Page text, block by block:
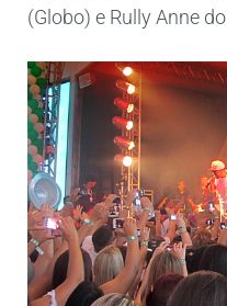
(Globo) e Rully Anne